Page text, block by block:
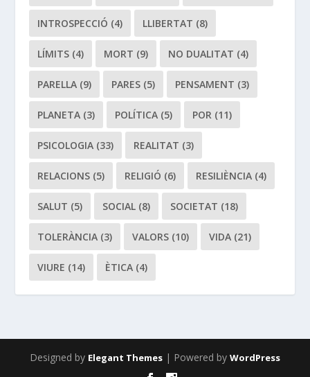
INTROSPECCIÓ (4) LLIBERTAT (8)
LÍMITS (4) MORT (9) NO DUALITAT (4)
PARELLA (9) PARES (5) PENSAMENT (3)
PLANETA (3) POLÍTICA (5) POR (11)
PSICOLOGIA (33) REALITAT (3)
RELACIONS (5) RELIGIÓ (6) RESILIÈNCIA (4)
SALUT (5) SOCIAL (8) SOCIETAT (18)
TOLERÀNCIA (3) VALORS (10) VIDA (21)
VIURE (14) ÈTICA (4)
Designed by Elegant Themes | Powered by WordPress